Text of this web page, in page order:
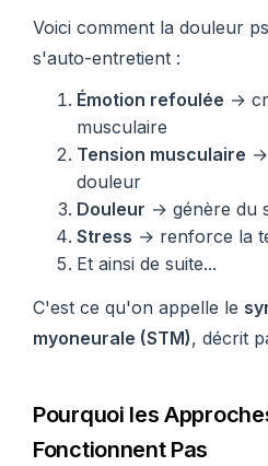
Voici comment la douleur
s'auto-entretient :
Émotion refoulée →
musculaire
Tension musculaire
douleur
Douleur → génère du
Stress → renforce la
Et ainsi de suite...
C'est ce qu'on appelle le
myoneurale (STM), décrit
Pourquoi les
Fonctionnent Pas